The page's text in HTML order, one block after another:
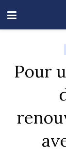
Pour